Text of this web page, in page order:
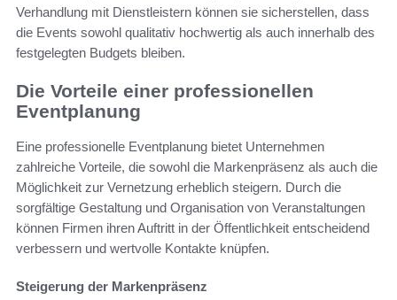
Verhandlung mit Dienstleistern können sie sicherstellen, dass
die Events sowohl qualitativ hochwertig als auch innerhalb des
festgelegten Budgets bleiben.
Die Vorteile einer professionellen
Eventplanung
Eine professionelle Eventplanung bietet Unternehmen
zahlreiche Vorteile, die sowohl die Markenpräsenz als auch die
Möglichkeit zur Vernetzung erheblich steigern. Durch die
sorgfältige Gestaltung und Organisation von Veranstaltungen
können Firmen ihren Auftritt in der Öffentlichkeit entscheidend
verbessern und wertvolle Kontakte knüpfen.
Steigerung der Markenpräsenz